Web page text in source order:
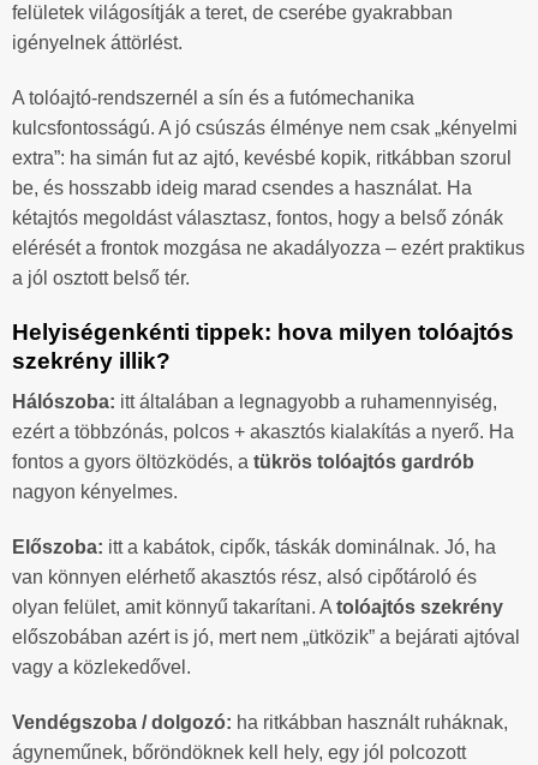
felületek világosítják a teret, de cserébe gyakrabban
igényelnek áttörlést.
A tolóajtó-rendszernél a sín és a futómechanika
kulcsfontosságú. A jó csúszás élménye nem csak „kényelmi
extra”: ha simán fut az ajtó, kevésbé kopik, ritkábban szorul
be, és hosszabb ideig marad csendes a használat. Ha
kétajtós megoldást választasz, fontos, hogy a belső zónák
elérését a frontok mozgása ne akadályozza – ezért praktikus
a jól osztott belső tér.
Helyiségenkénti tippek: hova milyen tolóajtós
szekrény illik?
Hálószoba: itt általában a legnagyobb a ruhamennyiség,
ezért a többzónás, polcos + akasztós kialakítás a nyerő. Ha
fontos a gyors öltözködés, a tükrös tolóajtós gardrób
nagyon kényelmes.
Előszoba: itt a kabátok, cipők, táskák dominálnak. Jó, ha
van könnyen elérhető akasztós rész, alsó cipőtároló és
olyan felület, amit könnyű takarítani. A tolóajtós szekrény
előszobában azért is jó, mert nem „ütközik” a bejárati ajtóval
vagy a közlekedővel.
Vendégszoba / dolgozó: ha ritkábban használt ruháknak,
ágyneműnek, bőröndöknek kell hely, egy jól polcozott